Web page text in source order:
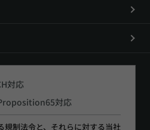
対応
対応
規制法令と、それらに対する当社